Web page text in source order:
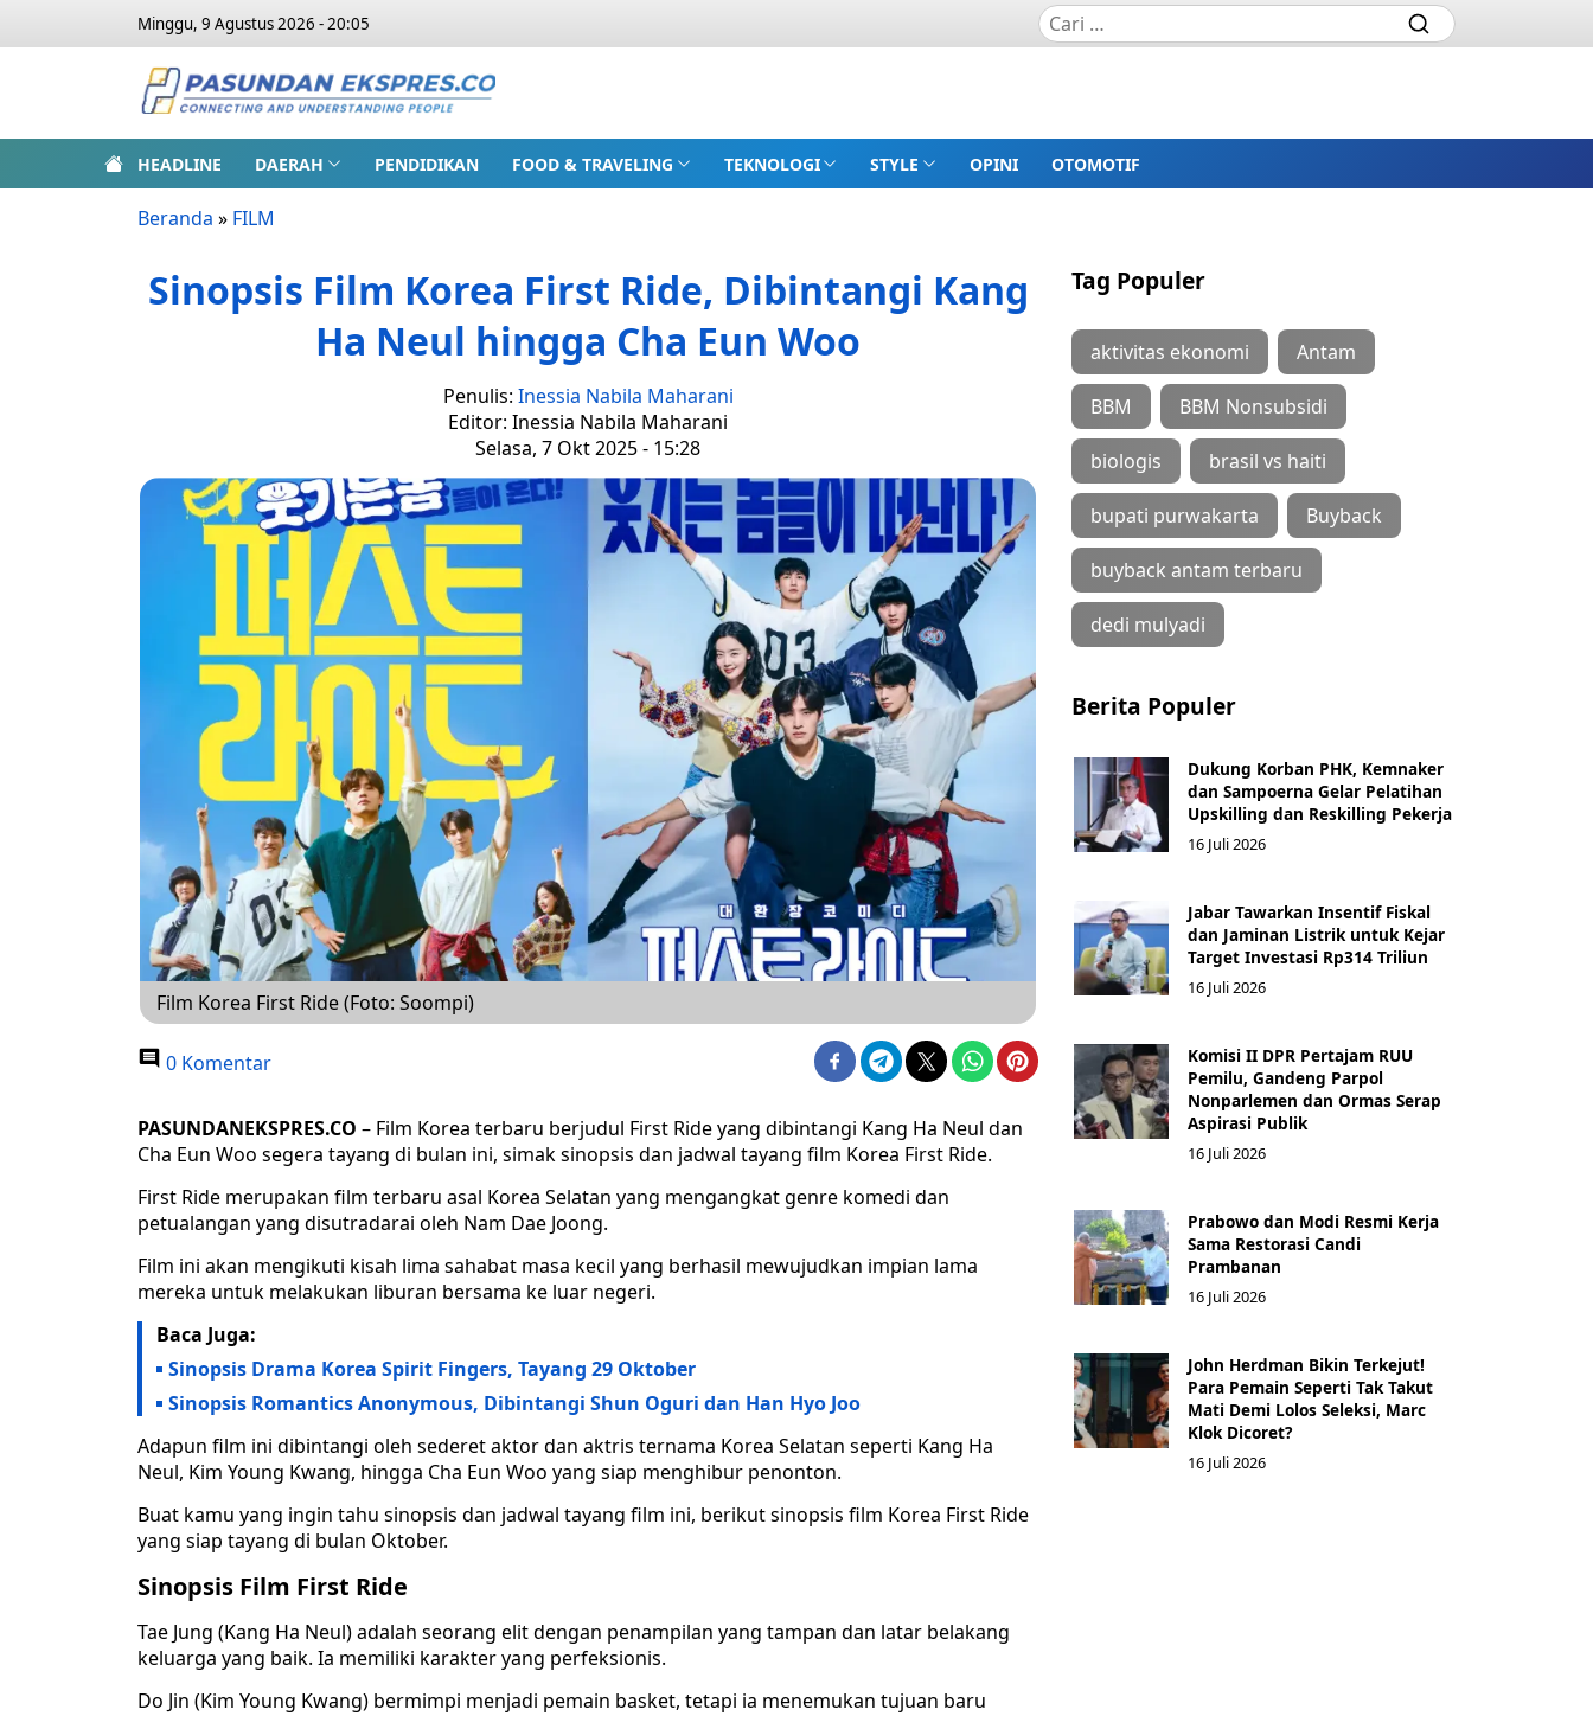
Minggu, 9 Agustus 2026 - 20:05
HEADLINE DAERAH PENDIDIKAN FOOD & TRAVELING TEKNOLOGI STYLE OPINI OTOMOTIF
Beranda » FILM
Sinopsis Film Korea First Ride, Dibintangi Kang
Ha Neul hingga Cha Eun Woo
Penulis: Inessia Nabila Maharani
Editor: Inessia Nabila Maharani
Selasa, 7 Okt 2025 - 15:28
Film Korea First Ride (Foto: Soompi)
0 Komentar
PASUNDANEKSPRES.CO – Film Korea terbaru berjudul First Ride yang dibintangi Kang Ha Neul dan
Cha Eun Woo segera tayang di bulan ini, simak sinopsis dan jadwal tayang film Korea First Ride.
First Ride merupakan film terbaru asal Korea Selatan yang mengangkat genre komedi dan
petualangan yang disutradarai oleh Nam Dae Joong.
Film ini akan mengikuti kisah lima sahabat masa kecil yang berhasil mewujudkan impian lama
mereka untuk melakukan liburan bersama ke luar negeri.
Baca Juga:
Sinopsis Drama Korea Spirit Fingers, Tayang 29 Oktober
Sinopsis Romantics Anonymous, Dibintangi Shun Oguri dan Han Hyo Joo
Adapun film ini dibintangi oleh sederet aktor dan aktris ternama Korea Selatan seperti Kang Ha
Neul, Kim Young Kwang, hingga Cha Eun Woo yang siap menghibur penonton.
Buat kamu yang ingin tahu sinopsis dan jadwal tayang film ini, berikut sinopsis film Korea First Ride
yang siap tayang di bulan Oktober.
Sinopsis Film First Ride
Tae Jung (Kang Ha Neul) adalah seorang elit dengan penampilan yang tampan dan latar belakang
keluarga yang baik. Ia memiliki karakter yang perfeksionis.
Do Jin (Kim Young Kwang) bermimpi menjadi pemain basket, tetapi ia menemukan tujuan baru
Tag Populer
aktivitas ekonomi Antam
BBM BBM Nonsubsidi
biologis brasil vs haiti
bupati purwakarta Buyback
buyback antam terbaru
dedi mulyadi
Berita Populer
Dukung Korban PHK, Kemnaker
dan Sampoerna Gelar Pelatihan
Upskilling dan Reskilling Pekerja
16 Juli 2026
Jabar Tawarkan Insentif Fiskal
dan Jaminan Listrik untuk Kejar
Target Investasi Rp314 Triliun
16 Juli 2026
Komisi II DPR Pertajam RUU
Pemilu, Gandeng Parpol
Nonparlemen dan Ormas Serap
Aspirasi Publik
16 Juli 2026
Prabowo dan Modi Resmi Kerja
Sama Restorasi Candi
Prambanan
16 Juli 2026
John Herdman Bikin Terkejut!
Para Pemain Seperti Tak Takut
Mati Demi Lolos Seleksi, Marc
Klok Dicoret?
16 Juli 2026